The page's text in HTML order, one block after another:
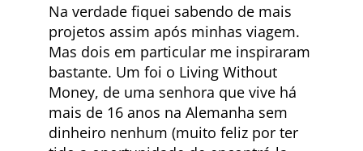
Na verdade fiquei sabendo de mais
projetos assim após minhas viagem.
Mas dois em particular me inspiraram
bastante. Um foi o Living Without
Money, de uma senhora que vive há
mais de 16 anos na Alemanha sem
dinheiro nenhum (muito feliz por ter